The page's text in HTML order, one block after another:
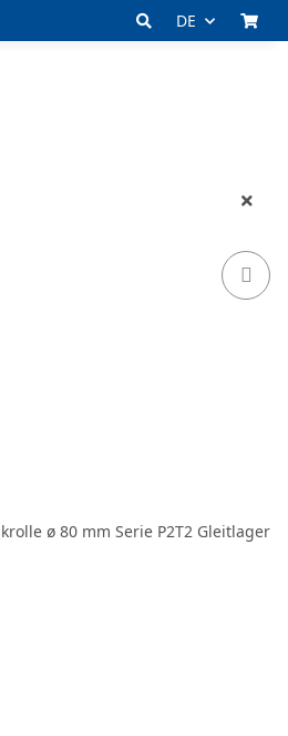
DE